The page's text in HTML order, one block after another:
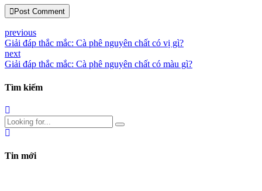
Post Comment
previous
Giải đáp thắc mắc: Cà phê nguyên chất có vị gì?
next
Giải đáp thắc mắc: Cà phê nguyên chất có màu gì?
Tìm kiếm
Tin mới